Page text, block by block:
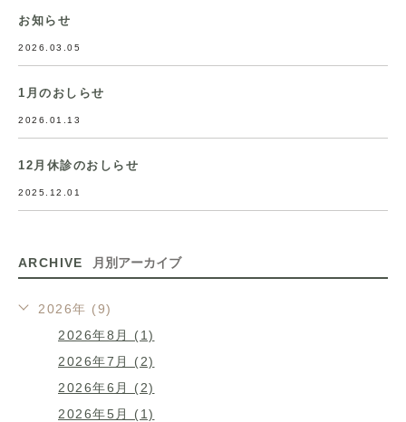
お知らせ
2026.03.05
1月のおしらせ
2026.01.13
12月休診のおしらせ
2025.12.01
ARCHIVE 月別アーカイブ
2026年 (9)
2026年8月 (1)
2026年7月 (2)
2026年6月 (2)
2026年5月 (1)